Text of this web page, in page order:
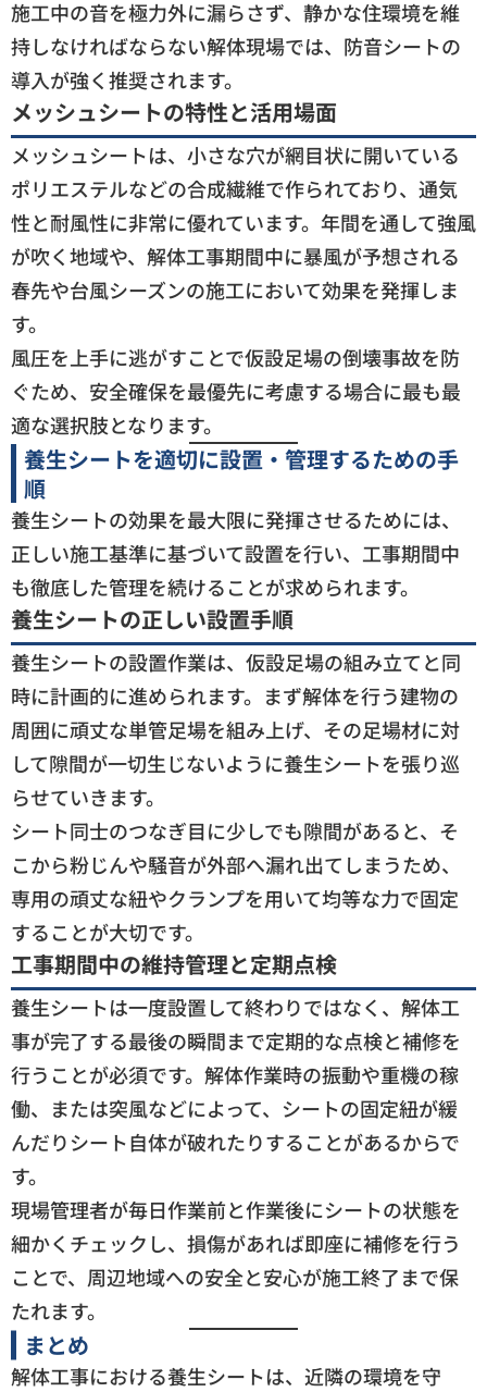
施工中の音を極力外に漏らさず、静かな住環境を維
持しなければならない解体現場では、防音シートの
導入が強く推奨されます。
メッシュシートの特性と活用場面
メッシュシートは、小さな穴が網目状に開いている
ポリエステルなどの合成繊維で作られており、通気
性と耐風性に非常に優れています。年間を通して強風
が吹く地域や、解体工事期間中に暴風が予想される
春先や台風シーズンの施工において効果を発揮しま
す。
風圧を上手に逃がすことで仮設足場の倒壊事故を防
ぐため、安全確保を最優先に考慮する場合に最も最
適な選択肢となります。
養生シートを適切に設置・管理するための手
順
養生シートの効果を最大限に発揮させるためには、
正しい施工基準に基づいて設置を行い、工事期間中
も徹底した管理を続けることが求められます。
養生シートの正しい設置手順
養生シートの設置作業は、仮設足場の組み立てと同
時に計画的に進められます。まず解体を行う建物の
周囲に頑丈な単管足場を組み上げ、その足場材に対
して隙間が一切生じないように養生シートを張り巡
らせていきます。
シート同士のつなぎ目に少しでも隙間があると、そ
こから粉じんや騒音が外部へ漏れ出てしまうため、
専用の頑丈な紐やクランプを用いて均等な力で固定
することが大切です。
工事期間中の維持管理と定期点検
養生シートは一度設置して終わりではなく、解体工
事が完了する最後の瞬間まで定期的な点検と補修を
行うことが必須です。解体作業時の振動や重機の稼
働、または突風などによって、シートの固定紐が緩
んだりシート自体が破れたりすることがあるからで
す。
現場管理者が毎日作業前と作業後にシートの状態を
細かくチェックし、損傷があれば即座に補修を行う
ことで、周辺地域への安全と安心が施工終了まで保
たれます。
まとめ
解体工事における養生シートは、近隣の環境を守